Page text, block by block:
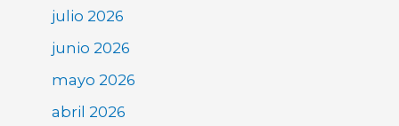
julio 2026
junio 2026
mayo 2026
abril 2026